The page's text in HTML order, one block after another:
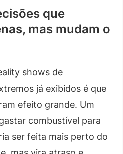
que
mas mudam o
shows de
já exibidos é que
efeito grande. Um
combustível para
ser feita mais perto do